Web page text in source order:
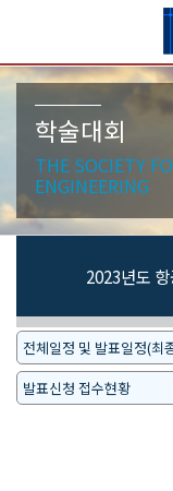
학술대회
THE SOCIETY
ENGINEERING
2023년도
전체일정 및 발표일정(최
발표신청 접수현황